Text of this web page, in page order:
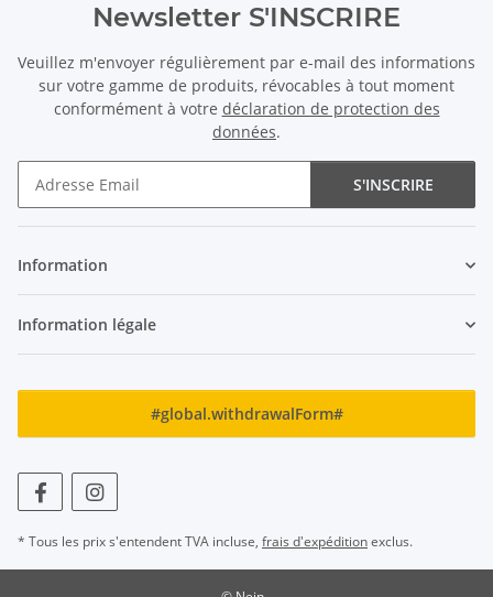
Newsletter S'INSCRIRE
Veuillez m'envoyer régulièrement par e-mail des informations
sur votre gamme de produits, révocables à tout moment
conformément à votre déclaration de protection des
données.
S'INSCRIRE
Information
Information légale
#global.withdrawalForm#
* Tous les prix s'entendent TVA incluse, frais d'expéditionexclus.